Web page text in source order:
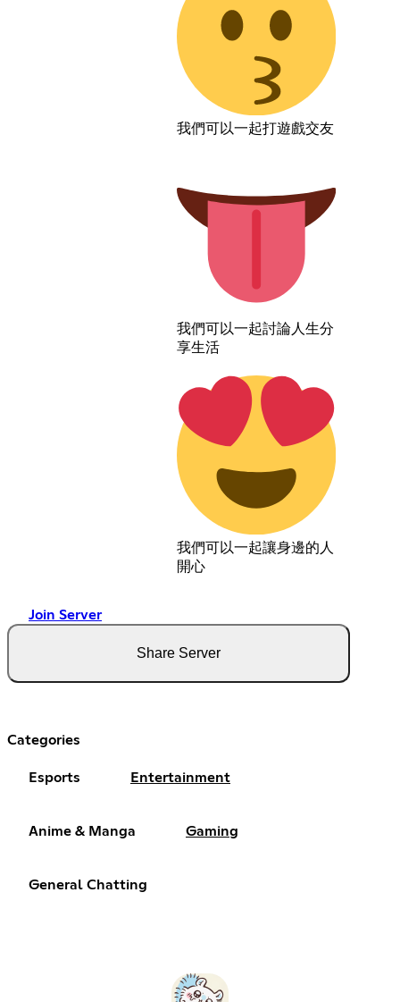
我們可以一起打遊戲交友
我們可以一起討論人生分
享生活
我們可以一起讓身邊的人
開心
Join Server
Share Server
Categories
Esports Entertainment
Anime & Manga Gaming
General Chatting